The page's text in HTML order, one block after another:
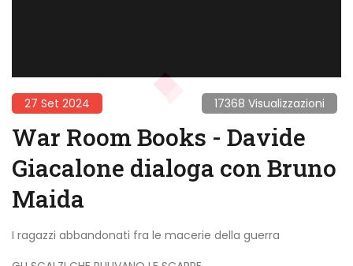
27 Set 2024 17368 Visualizzazioni
War Room Books - Davide
Giacalone dialoga con Bruno
Maida
I ragazzi abbandonati fra le macerie della guerra